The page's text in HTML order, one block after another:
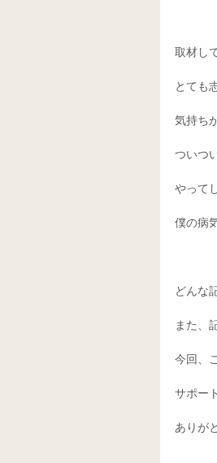
取材し
とても
気持ち
ついつ
やって
僕の病
どんな
また、
今回、
サポー
ありが